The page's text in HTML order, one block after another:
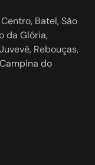
Batel, São
da Glória,
Rebouças,
do